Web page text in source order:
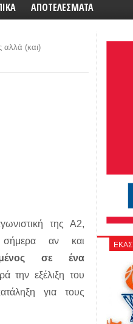
ΑΠΟΤΕΛΕΣΜΑΤΑ
αλλά (και)
της Α2,
αν και
σε ένα
την εξέλιξη του
για τους